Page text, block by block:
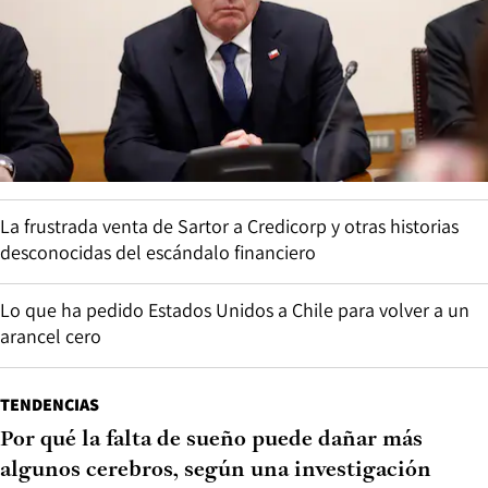
La frustrada venta de Sartor a Credicorp y otras historias
desconocidas del escándalo financiero
Lo que ha pedido Estados Unidos a Chile para volver a un
arancel cero
TENDENCIAS
Por qué la falta de sueño puede dañar más
algunos cerebros, según una investigación